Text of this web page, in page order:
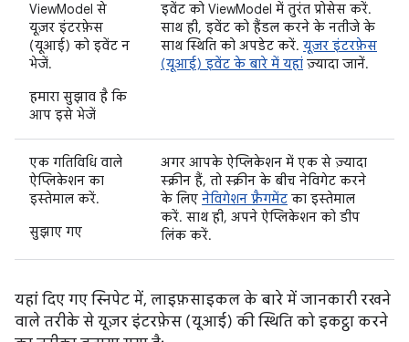
ViewModel से
यूज़र इंटरफ़ेस
(यूआई) को इवेंट न
भेजें.
हमारा सुझाव है कि
आप इसे भेजें
इवेंट को ViewModel में तुरंत प्रोसेस करें.
साथ ही, इवेंट को हैंडल करने के नतीजे के
साथ स्थिति को अपडेट करें. यूज़र इंटरफ़ेस
(यूआई) इवेंट के बारे में यहां ज़्यादा जानें.
एक गतिविधि वाले
ऐप्लिकेशन का
इस्तेमाल करें.
सुझाए गए
अगर आपके ऐप्लिकेशन में एक से ज़्यादा
स्क्रीन हैं, तो स्क्रीन के बीच नेविगेट करने
के लिए नेविगेशन फ़्रैगमेंट का इस्तेमाल
करें. साथ ही, अपने ऐप्लिकेशन को डीप
लिंक करें.
यहां दिए गए स्निपेट में, लाइफ़साइकल के बारे में जानकारी रखने
वाले तरीके से यूज़र इंटरफ़ेस (यूआई) की स्थिति को इकट्ठा करने